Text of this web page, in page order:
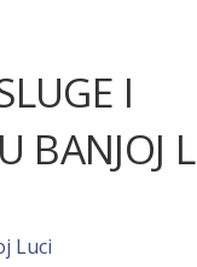
I
BANJOJ
Luci